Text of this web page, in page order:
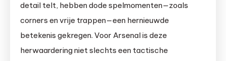
detail telt, hebben dode spelmomenten—zoals
corners en vrije trappen—een hernieuwde
betekenis gekregen. Voor Arsenal is deze
herwaardering niet slechts een tactische